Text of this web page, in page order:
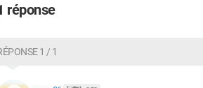
réponse
1 / 1